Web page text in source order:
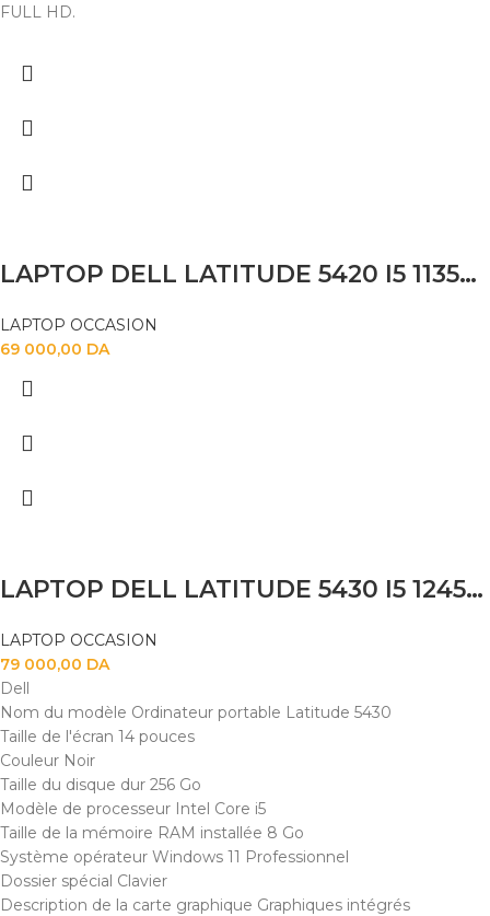
FULL HD.
LAPTOP DELL LATITUDE 5420 I5 1135G7 16GB 256SSD 14″ FHD TACTILE
LAPTOP OCCASION
69 000,00 DA
LAPTOP DELL LATITUDE 5430 I5 1245U 8GB 256SSD 14″
LAPTOP OCCASION
79 000,00 DA
Dell
Nom du modèle Ordinateur portable Latitude 5430
Taille de l'écran 14 pouces
Couleur Noir
Taille du disque dur 256 Go
Modèle de processeur Intel Core i5
Taille de la mémoire RAM installée 8 Go
Système opérateur Windows 11 Professionnel
Dossier spécial Clavier
Description de la carte graphique Graphiques intégrés